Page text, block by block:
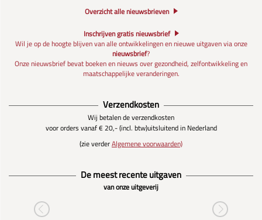
Overzicht alle nieuwsbrieven
Inschrijven gratis nieuwsbrief
Wil je op de hoogte blijven van alle ontwikkelingen en nieuwe uitgaven via onze
nieuwsbrief?
Onze nieuwsbrief bevat boeken en nieuws over gezondheid, zelfontwikkeling en
maatschappelijke veranderingen.
Verzendkosten
Wij betalen de verzendkosten
voor orders vanaf € 20,- (incl. btw)uitsluitend in Nederland
(zie verderAlgemene voorwaarden)
De meest recente uitgaven
van onze uitgeverij